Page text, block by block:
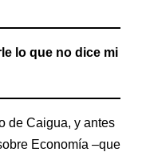
lo que no dice mi
de Caigua, y antes
Economía –que